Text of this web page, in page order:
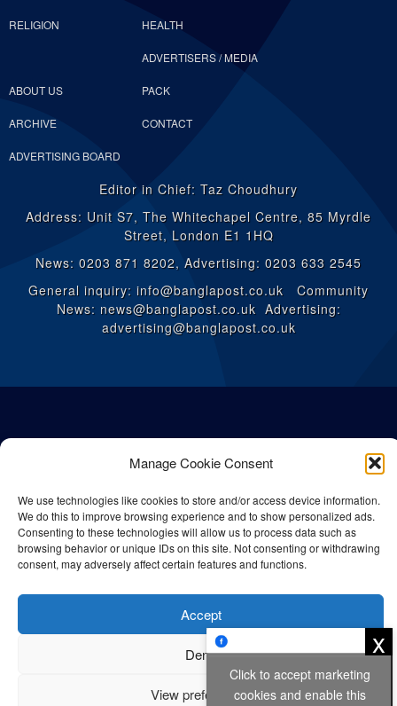
Manage Cookie Consent
We use technologies like cookies to store and/or access device information.
We do this to improve browsing experience and to show personalized ads.
Consenting to these technologies will allow us to process data such as
browsing behavior or unique IDs on this site. Not consenting or withdrawing
consent, may adversely affect certain features and functions.
Accept
Deny
View preferences
RELIGION HEALTH
ABOUT US
ADVERTISERS / MEDIA
PACK
ARCHIVE CONTACT
ADVERTISING BOARD
Editor in Chief: Taz Choudhury
Address: Unit S7, The Whitechapel Centre, 85 Myrdle
Street, London E1 1HQ
News: 0203 871 8202, Advertising: 0203 633 2545
General inquiry: info@banglapost.co.uk Community
News: news@banglapost.co.uk Advertising:
advertising@banglapost.co.uk
reproduction of our content is strictly prohibited.
Cookie Policy
x
Click to accept marketing
cookies and enable this